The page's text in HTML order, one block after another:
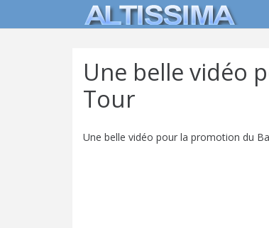
Une belle vidéo
Tour
Une belle vidéo pour la promotion du